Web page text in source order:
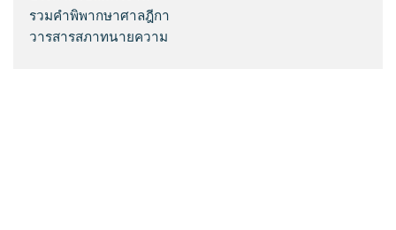
รวมคำพิพากษาศาลฎีกา
วารสารสภาทนายความ